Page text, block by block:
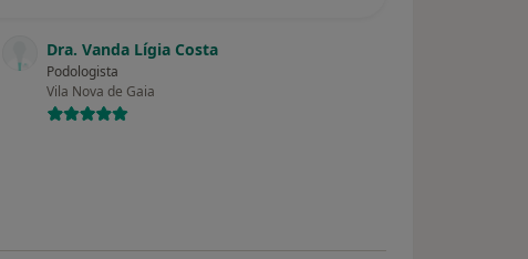
Dra. Vanda Lígia Costa
Podologista
Vila Nova de Gaia